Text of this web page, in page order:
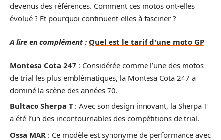
devenus des références. Comment ces motos ont-elles
évolué ? Et pourquoi continuent-elles à fasciner ?
A lire en complément : Quel est le tarif d'une moto GP
Montesa Cota 247 : Considérée comme l’une des motos
de trial les plus emblématiques, la Montesa Cota 247 a
dominé la scène des années 70.
Bultaco Sherpa T : Avec son design innovant, la Sherpa T
a été l’un des incontournables des compétitions de trial.
Ossa MAR : Ce modèle est synonyme de performance avec